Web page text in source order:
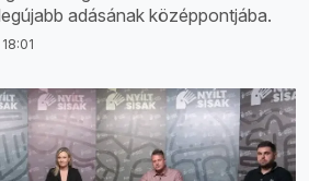
adásának középpontjába.